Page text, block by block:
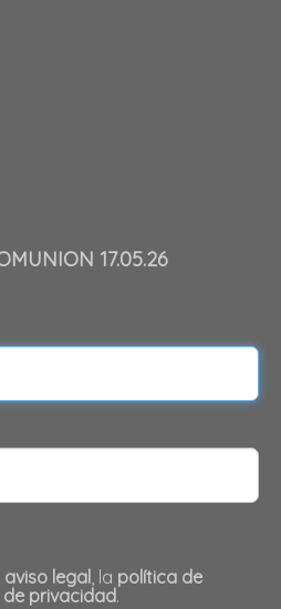
17.05.26
aviso legal , la política de
privacidad.